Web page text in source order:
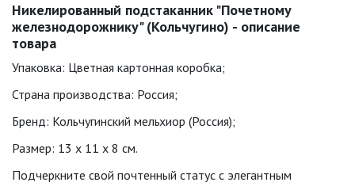
Никелированный подстаканник "Почетному
железнодорожнику" (Кольчугино) - описание
товара
Упаковка: Цветная картонная коробка;
Страна производства: Россия;
Бренд: Кольчугинский мельхиор (Россия);
Размер: 13 x 11 x 8 см.
Подчеркните свой почтенный статус с элегантным